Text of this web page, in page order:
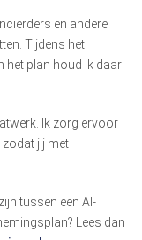
en andere
Tijdens het
het plan houd ik daar
Ik zorg ervoor
jij met
tussen een AI-
Lees dan